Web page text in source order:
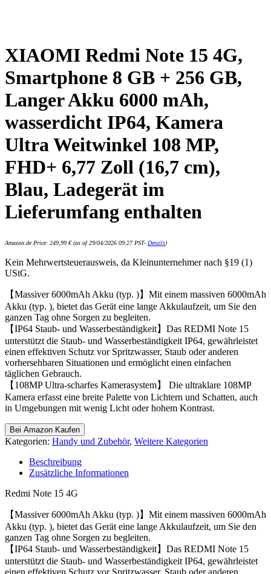
XIAOMI Redmi Note 15 4G,
Smartphone 8 GB + 256 GB,
Langer Akku 6000 mAh,
wasserdicht IP64, Kamera
Ultra Weitwinkel 108 MP,
FHD+ 6,77 Zoll (16,7 cm),
Blau, Ladegerät im
Lieferumfang enthalten
Amazon.de Price: 249,99 €(as of 29/04/2026 09:27 PST- Details)
Kein Mehrwertsteuerausweis, da Kleinunternehmer nach §19 (1)
UStG.
【Massiver 6000mAh Akku (typ. )】Mit einem massiven 6000mAh
Akku (typ. ), bietet das Gerät eine lange Akkulaufzeit, um Sie den
ganzen Tag ohne Sorgen zu begleiten.
【IP64 Staub- und Wasserbeständigkeit】Das REDMI Note 15
unterstützt die Staub- und Wasserbeständigkeit IP64, gewährleistet
einen effektiven Schutz vor Spritzwasser, Staub oder anderen
vorhersehbaren Situationen und ermöglicht einen einfachen
täglichen Gebrauch.
【108MP Ultra-scharfes Kamerasystem】 Die ultraklare 108MP
Kamera erfasst eine breite Palette von Lichtern und Schatten, auch
in Umgebungen mit wenig Licht oder hohem Kontrast.
Bei Amazon Kaufen
Kategorien: Handy und Zubehör, Weitere Kategorien
Beschreibung
Zusätzliche Informationen
Redmi Note 15 4G
【Massiver 6000mAh Akku (typ. )】Mit einem massiven 6000mAh
Akku (typ. ), bietet das Gerät eine lange Akkulaufzeit, um Sie den
ganzen Tag ohne Sorgen zu begleiten.
【IP64 Staub- und Wasserbeständigkeit】Das REDMI Note 15
unterstützt die Staub- und Wasserbeständigkeit IP64, gewährleistet
einen effektiven Schutz vor Spritzwasser, Staub oder anderen